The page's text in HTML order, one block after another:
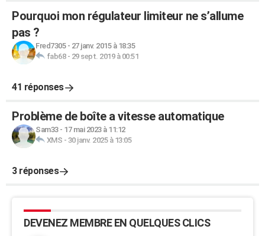
Pourquoi mon régulateur limiteur ne s’allume
pas ?
Fred7305- 27 janv. 2015 à 18:35
fab68- 29 sept. 2019 à 00:51
41 réponses
Problème de boîte a vitesse automatique
Sam33- 17 mai 2023 à 11:12
XMS - 30 janv. 2025 à 13:05
3 réponses
DEVENEZ MEMBRE EN QUELQUES CLICS